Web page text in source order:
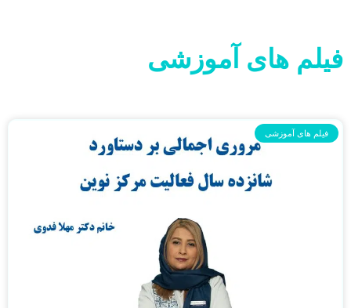
فیلم های آموزشی
فیلم های آموزشی